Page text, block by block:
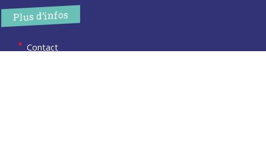
Plus d’infos
Contact